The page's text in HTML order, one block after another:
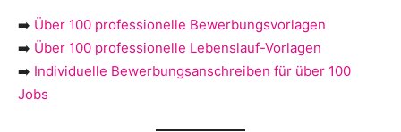
➡️ Über 100 professionelle Bewerbungsvorlagen
➡️ Über 100 professionelle Lebenslauf-Vorlagen
➡️ Individuelle Bewerbungsanschreiben für über 100
Jobs